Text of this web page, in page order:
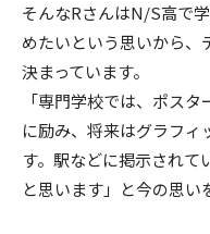
そんなRさんはN/S高で
めたいという思いから、
決まっています。
「専門学校では、ポス
に励み、将来はグラフ
す。駅などに掲示されて
と思います」と今の思い